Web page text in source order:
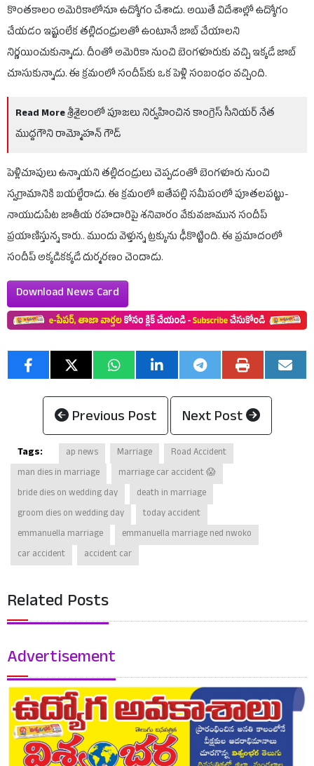
కొంతకాలం అమెరికాలోనూ ఉద్యోగం చేశాడు. అయితే విదేశాల్లో ఉద్యోగం
చేయడం ఇష్టంలేక తల్లిదండ్రులతో ఉంటూనే జాబ్ చేయాలని
నిర్ణయించుకున్నాడు. దీంతో అమెరికా నుంచి బెంగళూరుకు వచ్చి ఇక్కడే జాబ్
చూసుకున్నాడు. ఈ క్రమంలో సందీప్‌కు ఒక పెళ్లి సంబంధం వచ్చింది.
Read Moreశ్రీశైలంలో పూజలు నిర్వహించిన కాంగ్రెస్ సీనియర్ నేత
ముద్దగౌని రామ్మోహన్ గౌడ్
పెళ్లిచూపులు ఉన్నాయని తల్లిదండ్రులు చెప్పడంతో బెంగళూరు నుంచి
స్వగ్రామానికి బయల్దేరాడు. ఈ క్రమంలో ఐతేపల్లి సమీపంలో పూతలపట్టు-
నాయుడుపేట జాతీయ రహదారిపై శనివారం వేకువజామున సందీప్‌
ప్రయాణిస్తున్న కారు.. ముందు వెళ్తున్న ట్రక్కును ఢీకొట్టింది. ఈ ప్రమాదంలో
సందీప్‌ అక్కడికక్కడే దుర్మరణం చెందాడు.
Download News Card
Previous Post Next Post
Tags: ap news Marriage
Road Accident
man dies in marriage
marriage car accident 😱
bride dies on wedding day
death in marriage
groom dies on wedding day
today accident
emmanuella marriage
emmanuella marriage ned nwoko
car accident
accident car
Related Posts
Advertisement